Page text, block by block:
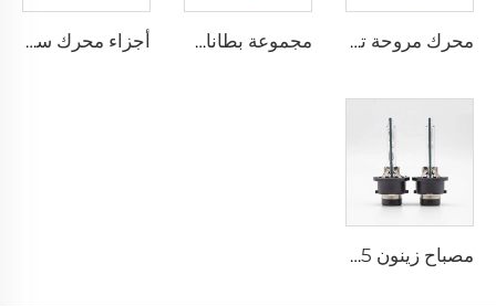
محرك مروحة تبريد المحرك بالجملة 16363-28150، مروحة المبرد الأصلية 12 فولت لأنظمة LEXUS UX300E RZ450e / TOYOTA COROLLA Prius SIENTA Vizi مجموعة بطانات إصلاح المحرك 2.5 YD25 10101-CK586 مجموعة بطانات كاملة لسيارة نيسان نافارا 2008-2016 أجزاء محرك سيارة 1NZ 2NZ طقم رأس الأسطوانة لسيارات تويوتا AURIS COROLLA PLATZ PORTE PREMIO PRIUS YARIS 1.3 1.5
مصباح زينون D4S 35 واط لمصابيح السيارة الأمامية 42402C1 لهوندا لكزس مازدا تويوتا